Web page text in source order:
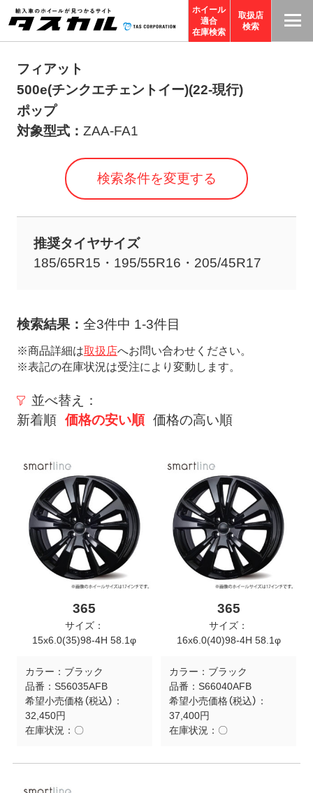
ホイール
適合
在庫検索
取扱店
検索
フィアット
500e(チンクエチェントイー)(22-現行)
ポップ
対象型式： ZAA-FA1
検索条件を変更する
推奨タイヤサイズ
185/65R15・195/55R16・205/45R17
検索結果： 全3件中 1-3件目
※商品詳細は取扱店へお問い合わせください。
※表記の在庫状況は受注により変動します。
並べ替え：
新着順 価格の安い順 価格の高い順
365
サイズ：
15x6.0(35)98-4H 58.1φ
カラー： ブラック
品番： S56035AFB
希望小売価格（税込）：
32,450円
在庫状況： 〇
365
サイズ：
16x6.0(40)98-4H 58.1φ
カラー： ブラック
品番： S66040AFB
希望小売価格（税込）：
37,400円
在庫状況： 〇
T